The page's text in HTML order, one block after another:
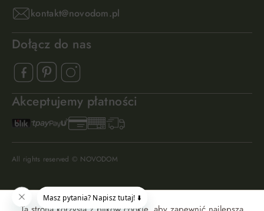
kontakt@novodom.pl
Dołącz do nas
Akceptujemy płatności
All rights reserved © NOVODOM